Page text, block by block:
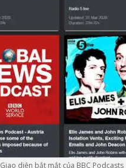
Giao diện bắt mắt của BBC Podcasts